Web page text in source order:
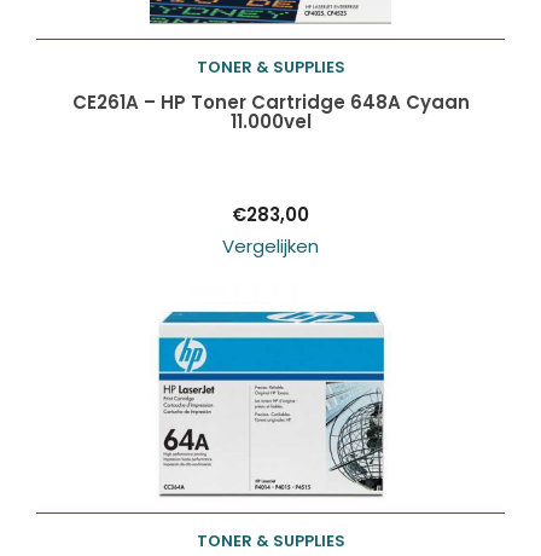
Toevoegen aan
TONER & SUPPLIES
CE261A – HP Toner Cartridge 648A Cyaan
11.000vel
€283,00
Vergelijken
TONER & SUPPLIES